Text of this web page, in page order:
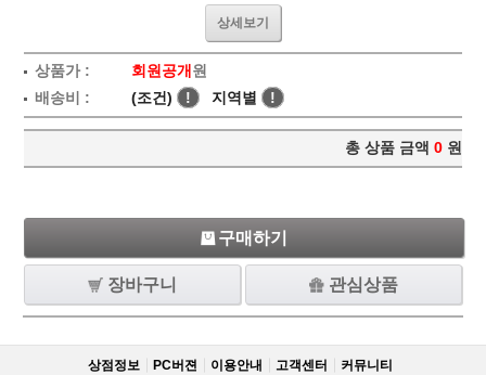
상세보기
상품가 : 회원공개원
배송비 :
(조건) ! 지역별 !
총 상품 금액 0 원
구매하기
장바구니 관심상품
상점정보 PC버젼 이용안내 고객센터 커뮤니티